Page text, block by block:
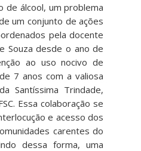
de álcool, um problema
um conjunto de ações
pela docente
Souza desde o ano de
ao uso nocivo de
7 anos com a valiosa
Santíssima Trindade,
Essa colaboração se
e acesso dos
carentes do
dessa forma, uma